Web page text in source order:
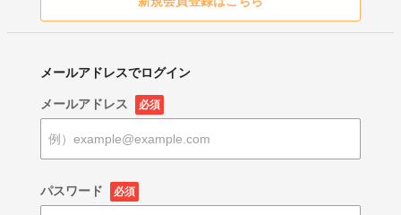
メールアドレスでログイン
メールアドレス 必須
パスワード 必須